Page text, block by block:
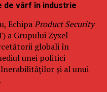
de vârf în industrie
EchipaProduct Security
a Grupului Zyxel
globali în
unei politici
și al unui